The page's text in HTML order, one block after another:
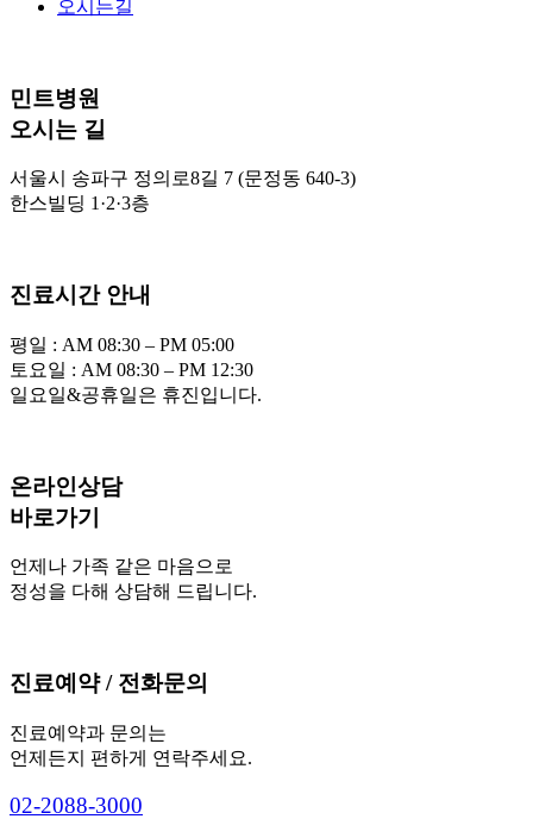
오시는길
민트병원
오시는 길
서울시 송파구 정의로8길 7 (문정동 640-3)
한스빌딩 1·2·3층
진료시간 안내
평일 : AM 08:30 – PM 05:00
토요일 : AM 08:30 – PM 12:30
일요일&공휴일은 휴진입니다.
온라인상담
바로가기
언제나 가족 같은 마음으로
정성을 다해 상담해 드립니다.
진료예약 / 전화문의
진료예약과 문의는
언제든지 편하게 연락주세요.
02-2088-3000